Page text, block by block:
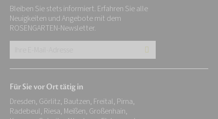
Bleiben Sie stets informiert. Erfahren Sie alle
Neuigkeiten und Angebote mit dem
ROSENGARTEN-Newsletter.
E-
Adresse:
*
Für Sie vor Ort tätig in
Dresden, Görlitz, Bautzen, Freital, Pirna,
Radebeul, Riesa, Meißen, Großenhain,